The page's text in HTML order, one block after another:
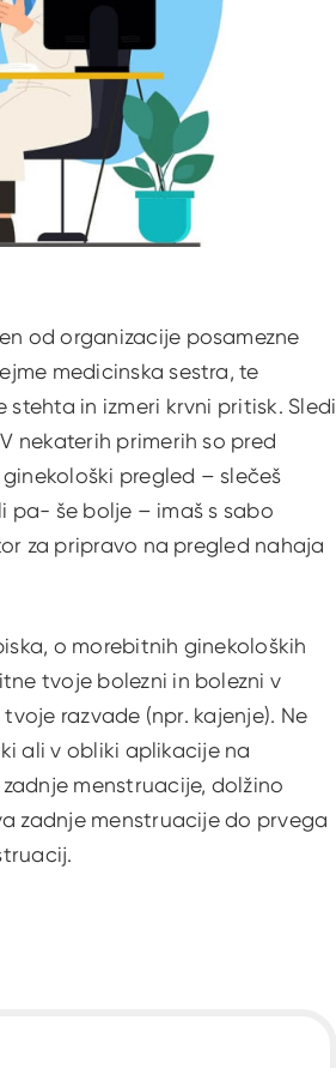
od organizacije posamezne
medicinska sestra, te
in izmeri krvni pritisk. Sledi
nekaterih primerih so pred
pregled – slečeš
pa- še bolje – imaš s sabo
za pripravo na pregled nahaja
o morebitnih ginekoloških
tvoje bolezni in bolezni v
razvade (npr. kajenje). Ne
ali v obliki aplikacije na
menstruacije, dolžino
zadnje menstruacije do prvega